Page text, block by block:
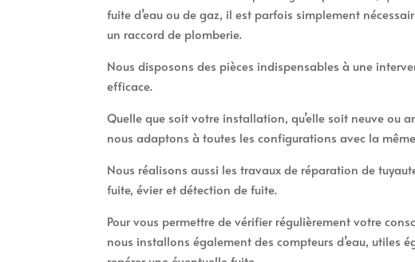
fuite d’eau ou de gaz, il est parfois simplement
un raccord de plomberie.
Nous disposons des pièces indispensables à une
efficace.
Quelle que soit votre installation, qu’elle soit neuve ou
nous adaptons à toutes les configurations avec la
Nous réalisons aussi les travaux de réparation de
fuite, évier et détection de fuite.
Pour vous permettre de vérifier régulièrement votre
nous installons également des compteurs d’eau, utiles